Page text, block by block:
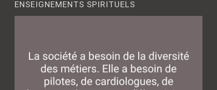
ENSEIGNEMENTS SPIRITUELS